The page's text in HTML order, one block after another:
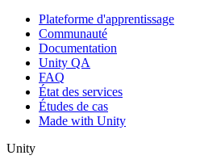
Plateforme d'apprentissage
Communauté
Documentation
Unity QA
FAQ
État des services
Études de cas
Made with Unity
Unity